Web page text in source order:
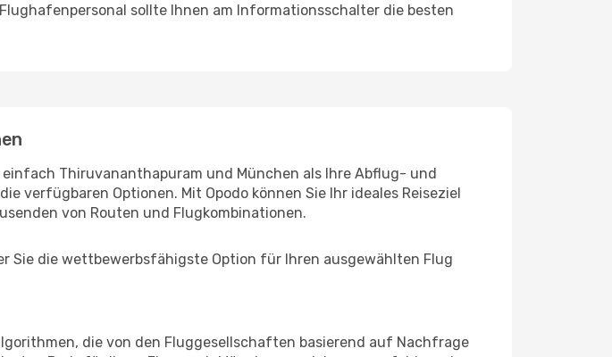
sollte Ihnen am Informationsschalter die besten
Thiruvananthapuram und München als Ihre Abflug- und
verfügbaren Optionen. Mit Opodo können Sie Ihr ideales Reiseziel
von Routen und Flugkombinationen.
Sie die wettbewerbsfähigste Option für Ihren ausgewählten Flug
die von den Fluggesellschaften basierend auf Nachfrage